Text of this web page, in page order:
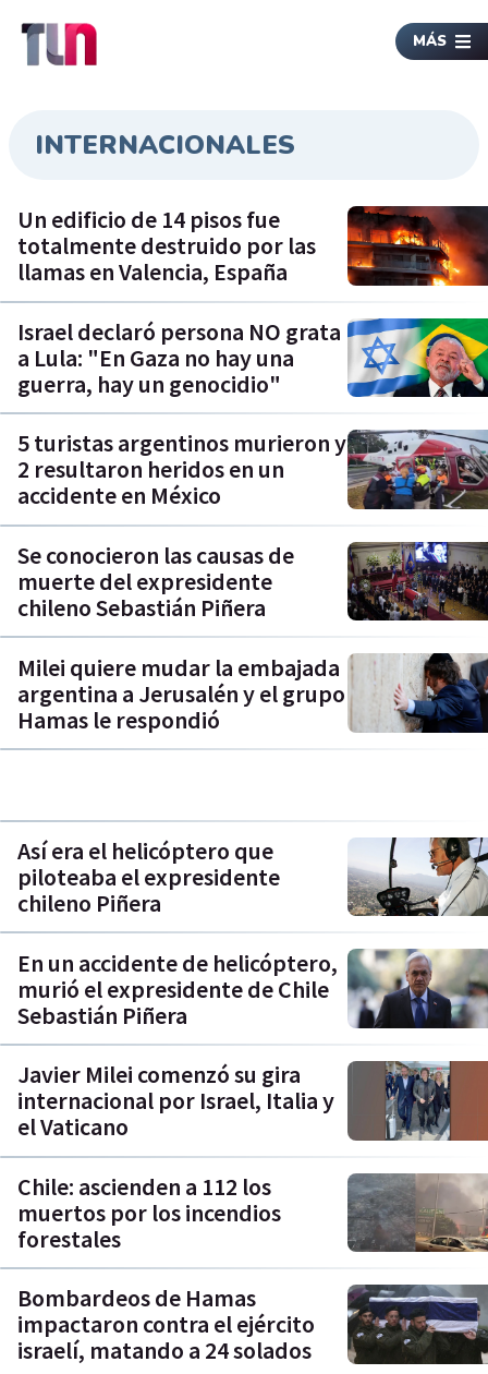
MÁS
INTERNACIONALES
Un edificio de 14 pisos fue
totalmente destruido por las
llamas en Valencia, España
Israel declaró persona NO grata
a Lula: "En Gaza no hay una
guerra, hay un genocidio"
5 turistas argentinos murieron y
2 resultaron heridos en un
accidente en México
Se conocieron las causas de
muerte del expresidente
chileno Sebastián Piñera
Milei quiere mudar la embajada
argentina a Jerusalén y el grupo
Hamas le respondió
Así era el helicóptero que
piloteaba el expresidente
chileno Piñera
En un accidente de helicóptero,
murió el expresidente de Chile
Sebastián Piñera
Javier Milei comenzó su gira
internacional por Israel, Italia y
el Vaticano
Chile: ascienden a 112 los
muertos por los incendios
forestales
Bombardeos de Hamas
impactaron contra el ejército
israelí, matando a 24 solados